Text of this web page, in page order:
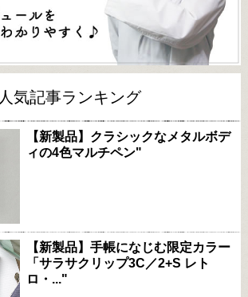
人気記事ランキング
【新製品】クラシックなメタルボデ
ィの4色マルチペン"
【新製品】手帳になじむ限定カラー
「サラサクリップ3C／2+S レト
ロ・..."